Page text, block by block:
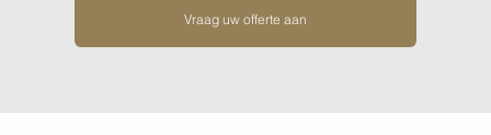
Vraag uw offerte aan